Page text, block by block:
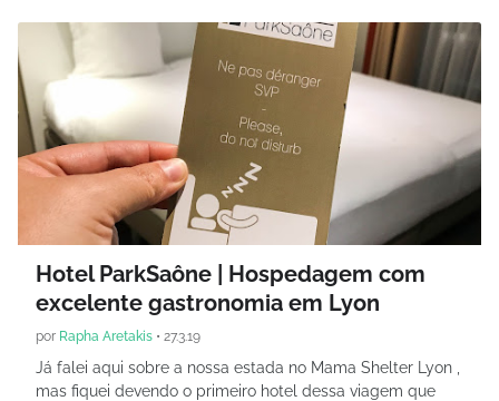
Hotel ParkSaône | Hospedagem com
excelente gastronomia em Lyon
por Rapha Aretakis • 27.3.19
Já falei aqui sobre a nossa estada no Mama Shelter Lyon ,
mas fiquei devendo o primeiro hotel dessa viagem que